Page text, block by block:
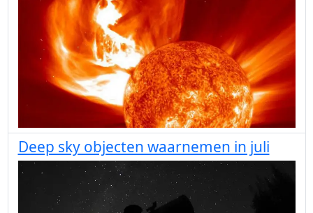
Deep sky objecten waarnemen in juli